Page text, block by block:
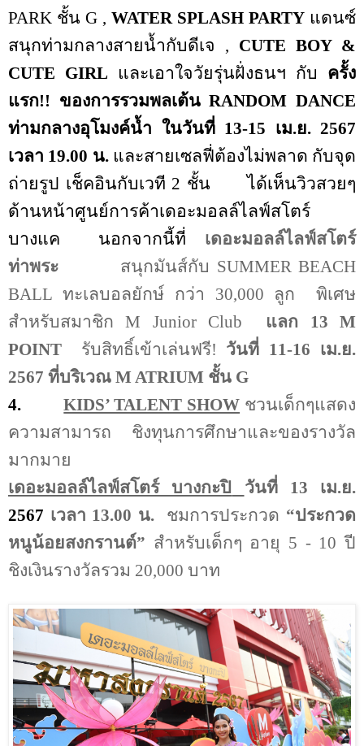
PARK ชั้น G , WATER SPLASH PARTY แดนซ์
สนุกท่ามกลางสายน้ำกับดีเจ , CUTE BOY &
CUTE GIRL
และเอาใจวัยรุ่นฝั่งธนฯ กับ ครั้ง
แรก!! ของการรวมพลเต้นRANDOM DANCE
ท่ามกลางอุโมงค์น้ำ ในวันที่ 13-15 เม.ย. 2567
เวลา 19.00 น.และสายเซลฟี่ต้องไม่พลาด กับจุด
ถ่ายรูป เช็คอินกับเวที 2 ชั้น
ได้เห็นวิวสวยๆ
ด้านหน้าศูนย์การค้าเดอะมอลล์ไลฟ์สโตร์
บางแค
นอกจากนี้ที่
เดอะมอลล์ไลฟ์สโตร์
ท่าพระ
สนุกมันส์กับ SUMMER BEACH
BALL ทะเลบอลยักษ์ กว่า 30,000 ลูก
พิเศษ
สำหรับสมาชิกM Junior Club แลก 13 M
POINT
รับสิทธิ์เข้าเล่นฟรี! วันที่ 11-16 เม.ย.
2567 ที่บริเวณ M ATRIUM ชั้น G
4.
KIDS’ TALENT SHOW ชวนเด็กๆแสดง
ความสามารถ ชิงทุนการศึกษาและของรางวัล
มากมาย
เดอะมอลล์ไลฟ์สโตร์ บางกะปิ
วันที่ 13 เม.ย.
2567 เวลา 13.00 น. ชมการประกวด “ประกวด
หนูน้อยสงกรานต์” สำหรับเด็กๆ อายุ 5 - 10 ปี
ชิงเงินรางวัลรวม 20,000 บาท